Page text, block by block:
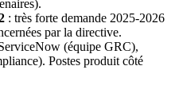
: très forte demande 2025-2026
par la directive.
(équipe GRC),
Postes produit côté